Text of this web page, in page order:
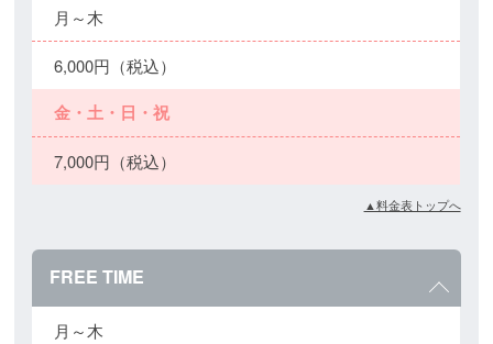
月～木
6,000円（税込）
金・土・日・祝
7,000円（税込）
▲料金表トップへ
FREE TIME
月～木